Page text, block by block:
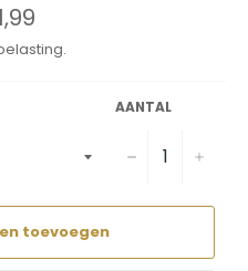
AANTAL
− +
toevoegen